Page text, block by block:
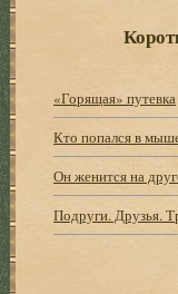
«Горящая» путевка
Кто попался в
Он женится на
Подруги. Друзья.